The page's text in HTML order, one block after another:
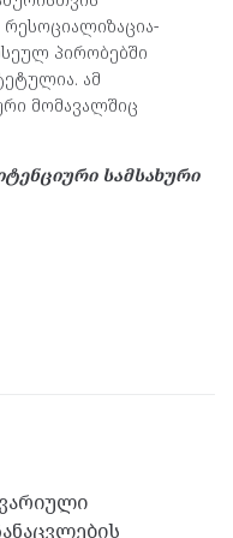
პირობებში
ამ
მომავალშიც
სამსახური